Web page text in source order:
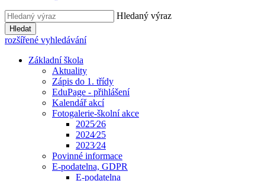
Hledaný výraz
Hledat
rozšířené vyhledávání
Základní škola
Aktuality
Zápis do 1. třídy
EduPage - přihlášení
Kalendář akcí
Fotogalerie-školní akce
2025⁄26
2024⁄25
2023⁄24
Povinné informace
E-podatelna, GDPR
E-podatelna